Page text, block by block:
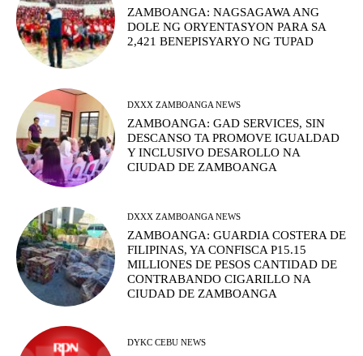
ZAMBOANGA: NAGSAGAWA ANG
DOLE NG ORYENTASYON PARA SA
2,421 BENEPISYARYO NG TUPAD
DXXX ZAMBOANGA NEWS
ZAMBOANGA: GAD SERVICES, SIN
DESCANSO TA PROMOVE IGUALDAD
Y INCLUSIVO DESAROLLO NA
CIUDAD DE ZAMBOANGA
DXXX ZAMBOANGA NEWS
ZAMBOANGA: GUARDIA COSTERA DE
FILIPINAS, YA CONFISCA P15.15
MILLIONES DE PESOS CANTIDAD DE
CONTRABANDO CIGARILLO NA
CIUDAD DE ZAMBOANGA
DYKC CEBU NEWS